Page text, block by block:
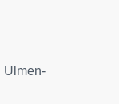
Ulmen-